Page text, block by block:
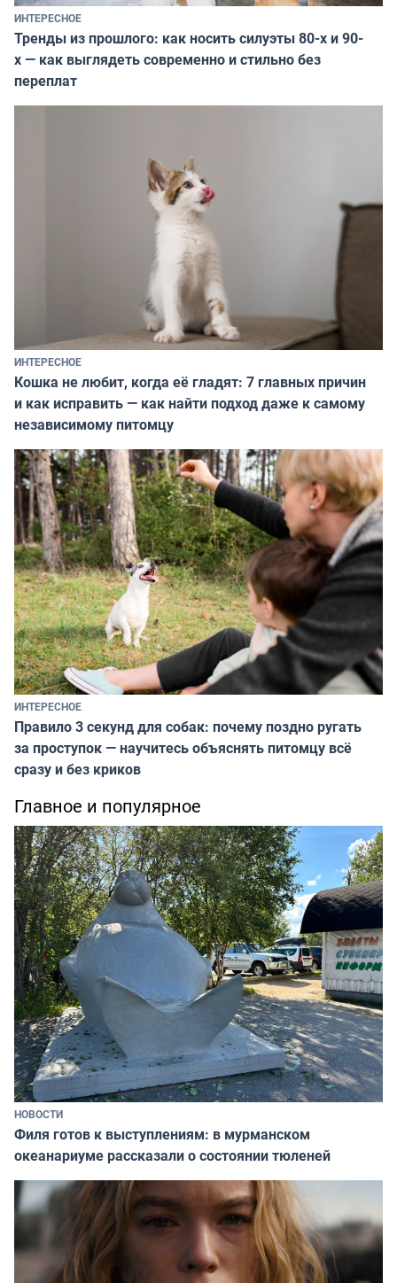
ИНТЕРЕСНОЕ
Тренды из прошлого: как носить силуэты 80-х и 90-
х — как выглядеть современно и стильно без
переплат
ИНТЕРЕСНОЕ
Кошка не любит, когда её гладят: 7 главных причин
и как исправить — как найти подход даже к самому
независимому питомцу
ИНТЕРЕСНОЕ
Правило 3 секунд для собак: почему поздно ругать
за проступок — научитесь объяснять питомцу всё
сразу и без криков
Главное и популярное
НОВОСТИ
Филя готов к выступлениям: в мурманском
океанариуме рассказали о состоянии тюленей